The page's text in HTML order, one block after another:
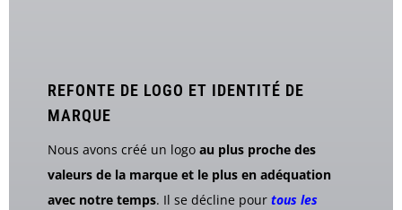
REFONTE DE LOGO ET IDENTITÉ DE
MARQUE
Nous avons créé un logo au plus proche des
valeurs de la marque et le plus en adéquation
avec notre temps. Il se décline pour tous les